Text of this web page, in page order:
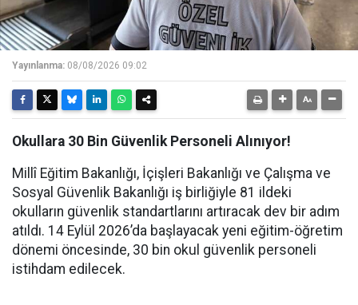
Yayınlanma: 08/08/2026 09:02
Okullara 30 Bin Güvenlik Personeli Alınıyor!
Millî Eğitim Bakanlığı, İçişleri Bakanlığı ve Çalışma ve
Sosyal Güvenlik Bakanlığı iş birliğiyle 81 ildeki
okulların güvenlik standartlarını artıracak dev bir adım
atıldı. 14 Eylül 2026’da başlayacak yeni eğitim-öğretim
dönemi öncesinde, 30 bin okul güvenlik personeli
istihdam edilecek.